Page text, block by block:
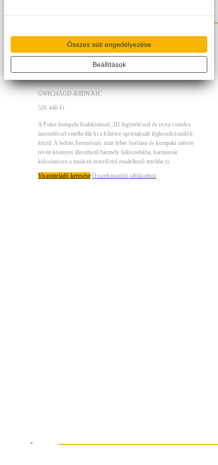
Összes süti engedélyezése
Beállítások
Gree Pulse inverter 6,2 kW
klíma szett
GWH24AGD-K6DNA1C
520 446 Ft
A Pulse kompakt kialakítással, 3D légtereléssel és extra csendes
üzemeléssel emelkedik ki a hűtésre optimalizált légkondicionálók
közül. A beltéri berendezés matt fehér borítása és kompakt mérete
révén könnyen illeszthető bármely hálószobába, harmóniát
kölcsönözve a modern enteriőrrel rendelkező terekbe is.
Viszonteladó keresése Összehasonlító táblázathoz